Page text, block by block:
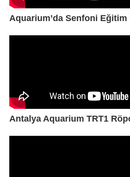
Aquarium’da Senfoni Eğitim
Antalya Aquarium TRT1